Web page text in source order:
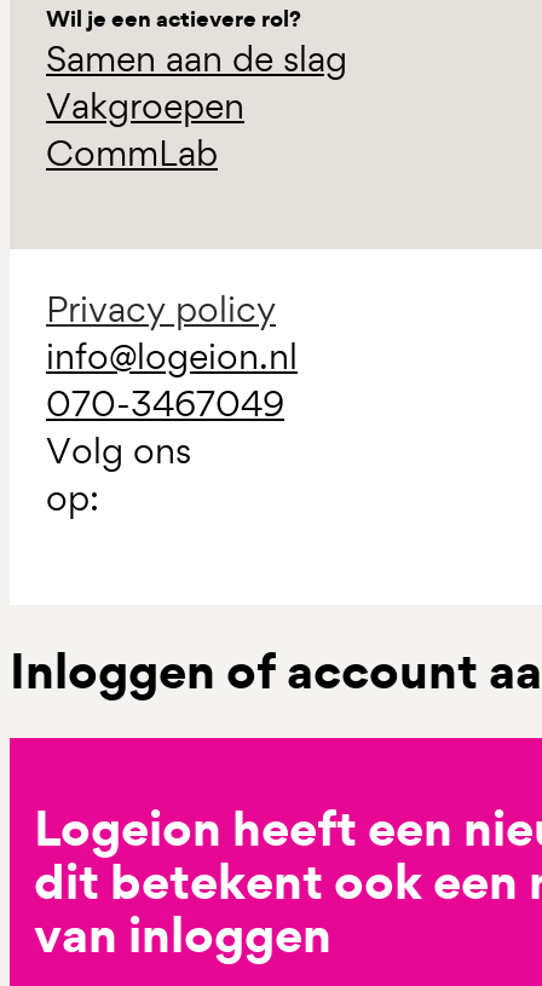
Wil je een actievere rol?
Samen aan de slag
Vakgroepen
CommLab
Privacy policy
info@logeion.nl
070-3467049
Volg ons
op:
Inloggen of account
Logeion heeft een
dit betekent ook een
van inloggen